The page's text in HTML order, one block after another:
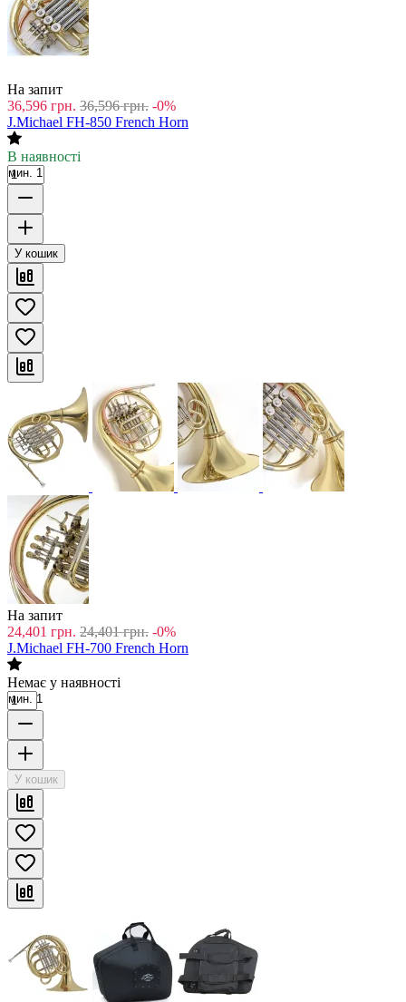
На запит
36,596 грн. 36,596 грн. -0%
J.Michael FH-850 French Horn
В наявності
мин. 1
У кошик
На запит
24,401 грн. 24,401 грн. -0%
J.Michael FH-700 French Horn
Немає у наявності
мин. 1
У кошик